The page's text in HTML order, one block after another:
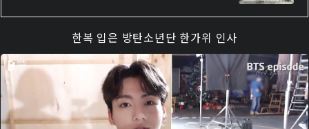
한복 입은 방탄소년단 한가위 인사